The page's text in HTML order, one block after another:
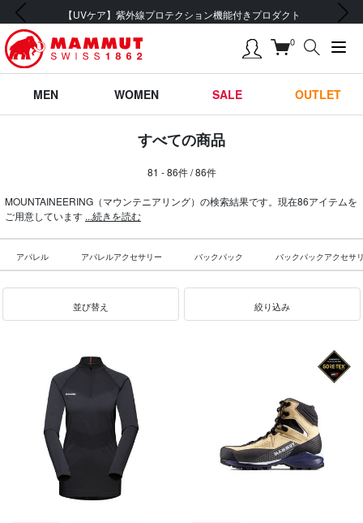
【UVケア】紫外線プロテクション機能付きプロダクト
前の画像 次の画像
0
MEN WOMEN SALE OUTLET
すべての商品
81 - 86件 / 86件
MOUNTAINEERING（マウンテニアリング）の検索結果です。現在86アイテムを
ご用意しています ...続きを読む
アパレル アパレルアクセサリー バックパック バックパックアクセサ
並び替え 絞り込み